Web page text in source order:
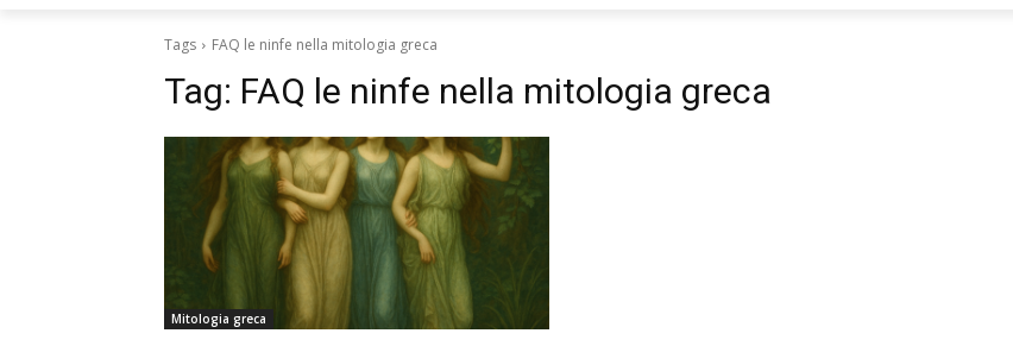
Tags FAQ le ninfe nella mitologia greca
Tag: FAQ le ninfe nella mitologia greca
Mitologia greca